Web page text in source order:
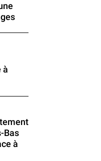
à
Bas
à